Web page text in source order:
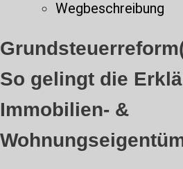
Wegbeschreibung
So gelingt die
Immobilien- &